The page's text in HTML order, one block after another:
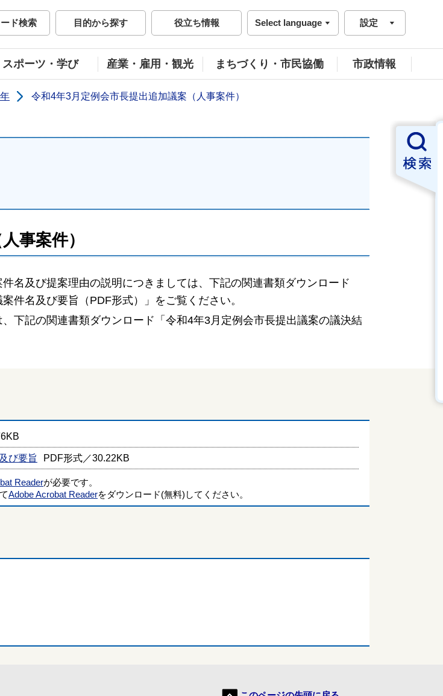
ド検索
目的から探す 役立ち情報 Select language 設定
ポーツ・学び 産業・雇用・観光 まちづくり・市民協働 市政情報
令和4年3月定例会市長提出追加議案（人事案件）
事案件）
名及び提案理由の説明につきましては、下記の関連書類ダウンロード
件名及び要旨（PDF形式）」をご覧ください。
下記の関連書類ダウンロード「令和4年3月定例会市長提出議案の議決結
び要旨 PDF形式／30.22KB
Readerが必要です。
Adobe Acrobat Readerをダウンロード(無料)してください。